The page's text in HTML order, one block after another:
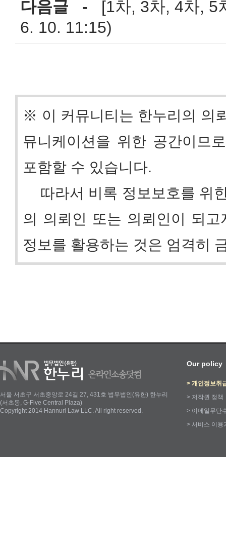
다음글 - [1차, 3차, 4차, 5
6. 10. 11:15)
※ 이 커뮤니티는 한누리의 의
뮤니케이션을 위한 공간이므
포함할 수 있습니다.
따라서 비록 정보보호를 위
의 의뢰인 또는 의뢰인이 되
정보를 활용하는 것은 엄격히
서울 서초구 서초중앙로 24길 27, 431호 법무법인(유한) 한누리
(서초동, G-Five Central Plaza)
Copyright 2014 Hannuri Law LLC. All right reserved.
Our policy
> 개인정보취
> 저작권 정책
> 이메일무단
> 서비스 이용